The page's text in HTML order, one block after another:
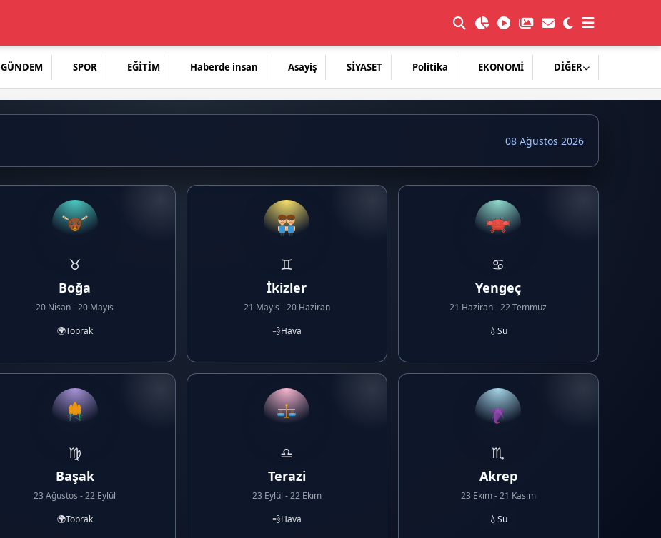
GÜNDEM SPOR EĞİTİM Haberde insan Asayiş SİYASET Politika EKONOMİ DİĞER
08 Ağustos 2026
♉
Boğa
20 Nisan - 20 Mayıs
🌍Toprak
♊
İkizler
21 Mayıs - 20 Haziran
💨Hava
♋
Yengeç
21 Haziran - 22 Temmuz
💧Su
♍
Başak
23 Ağustos - 22 Eylül
🌍Toprak
♎
Terazi
23 Eylül - 22 Ekim
💨Hava
♏
Akrep
23 Ekim - 21 Kasım
💧Su